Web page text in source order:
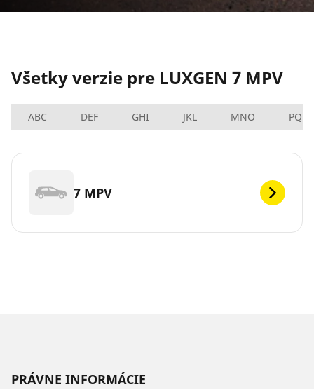
Všetky verzie pre LUXGEN 7 MPV
ABC DEF GHI JKL MNO PQRS
7 MPV
PRÁVNE INFORMÁCIE